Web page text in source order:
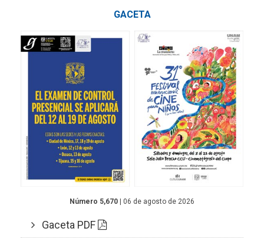
GACETA
Número 5,670 | 06 de agosto de 2026
Gaceta PDF